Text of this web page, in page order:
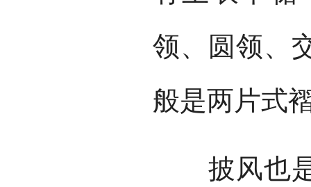
领、圆领、
般是两片式
披风也是